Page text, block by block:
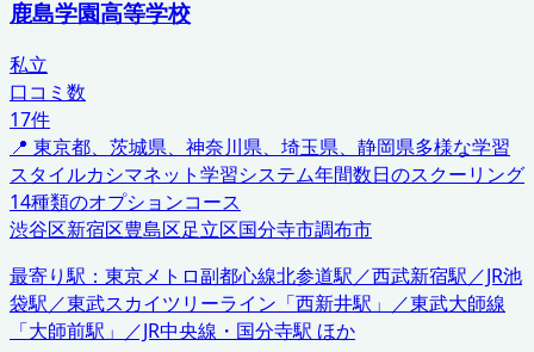
鹿島学園高等学校
私立
口コミ数
17件
📍 東京都、茨城県、神奈川県、埼玉県、静岡県多様な学習
スタイルカシマネット学習システム年間数日のスクーリング
14種類のオプションコース
渋谷区新宿区豊島区足立区国分寺市調布市
最寄り駅： 東京メトロ副都心線北参道駅／西武新宿駅／JR池
袋駅／東武スカイツリーライン「西新井駅」／東武大師線
「大師前駅」／JR中央線・国分寺駅 ほか